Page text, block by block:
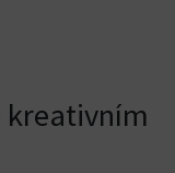
kreativním